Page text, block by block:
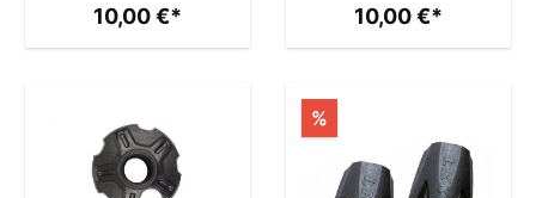
10,00 €* 10,00 €*
%